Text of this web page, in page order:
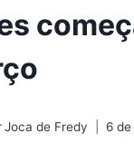
Joca de Fredy 6